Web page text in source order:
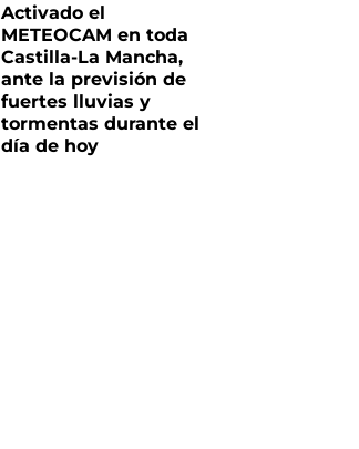
Activado el
METEOCAM en toda
Castilla-La Mancha,
ante la previsión de
fuertes lluvias y
tormentas durante el
día de hoy